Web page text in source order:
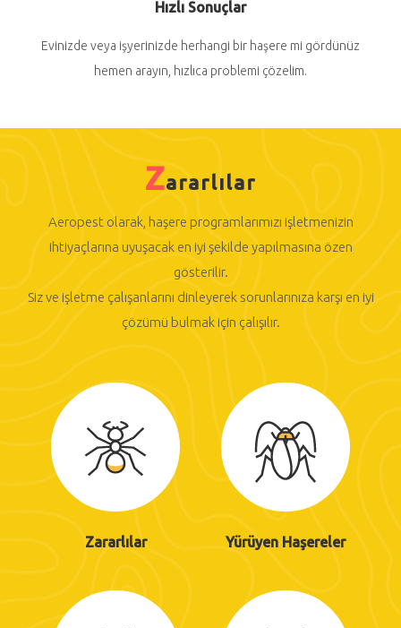
Hızlı Sonuçlar
Evinizde veya işyerinizde herhangi bir haşere mi gördünüz
hemen arayın, hızlıca problemi çözelim.
Zararlılar
Aeropest olarak, haşere programlarımızı işletmenizin
ihtiyaçlarına uyuşacak en iyi şekilde yapılmasına özen
gösterilir.
Siz ve işletme çalışanlarını dinleyerek sorunlarınıza karşı en iyi
çözümü bulmak için çalışılır.
Zararlılar Yürüyen Haşereler